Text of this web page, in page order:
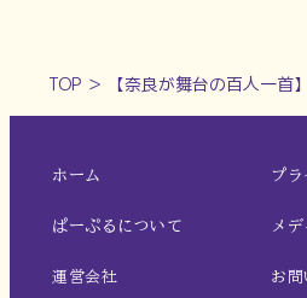
TOP ＞ 【奈良が舞台の百人一首
ホーム
ぱーぷるについて
運営会社
プ
メ
お問